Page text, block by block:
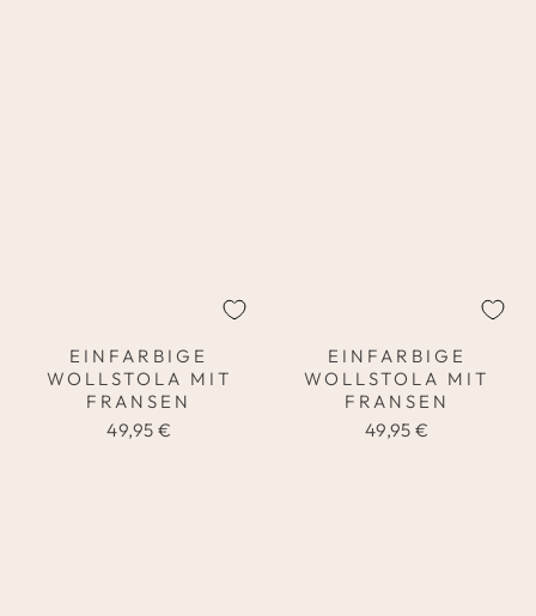
EINFARBIGE
WOLLSTOLA MIT
FRANSEN
49,95 €
EINFARBIGE
WOLLSTOLA MIT
FRANSEN
49,95 €